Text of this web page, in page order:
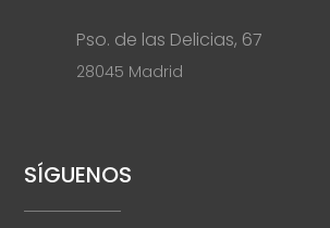
Pso. de las Delicias, 67
28045 Madrid
SÍGUENOS